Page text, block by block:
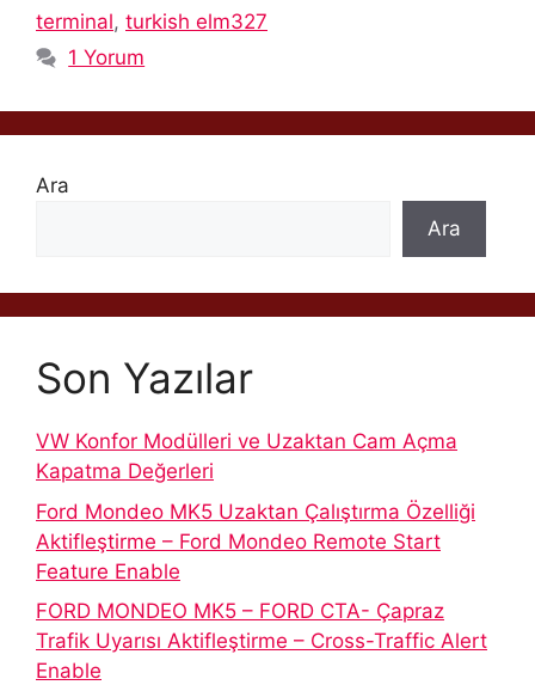
terminal, turkish elm327
1 Yorum
Ara
Ara
Son Yazılar
VW Konfor Modülleri ve Uzaktan Cam Açma
Kapatma Değerleri
Ford Mondeo MK5 Uzaktan Çalıştırma Özelliği
Aktifleştirme – Ford Mondeo Remote Start
Feature Enable
FORD MONDEO MK5 – FORD CTA- Çapraz
Trafik Uyarısı Aktifleştirme – Cross-Traffic Alert
Enable